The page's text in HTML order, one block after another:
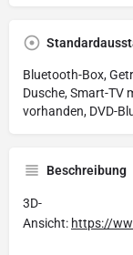
Bluetooth-Box,
Dusche, Smart-TV
vorhanden, DVD-
Beschreibung
3D-
Ansicht: https://